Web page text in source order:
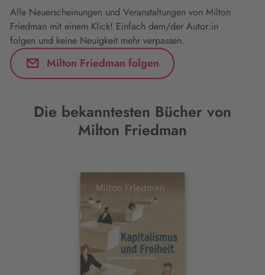
Alle Neuerscheinungen und Veranstaltungen von Milton
Friedman mit einem Klick! Einfach dem/der Autor:in
folgen und keine Neuigkeit mehr verpassen.
Milton Friedman folgen
Die bekanntesten Bücher von
Milton Friedman